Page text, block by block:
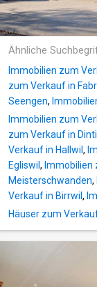
Ähnliche
Immobilien zum
zum Verkauf in
Seengen,
Immobilien zum
zum Verkauf in
Verkauf in Hallwil ,
Egliswil , Immobilien
Meisterschwanden,
Verkauf in Birrwil ,
Häuser zum